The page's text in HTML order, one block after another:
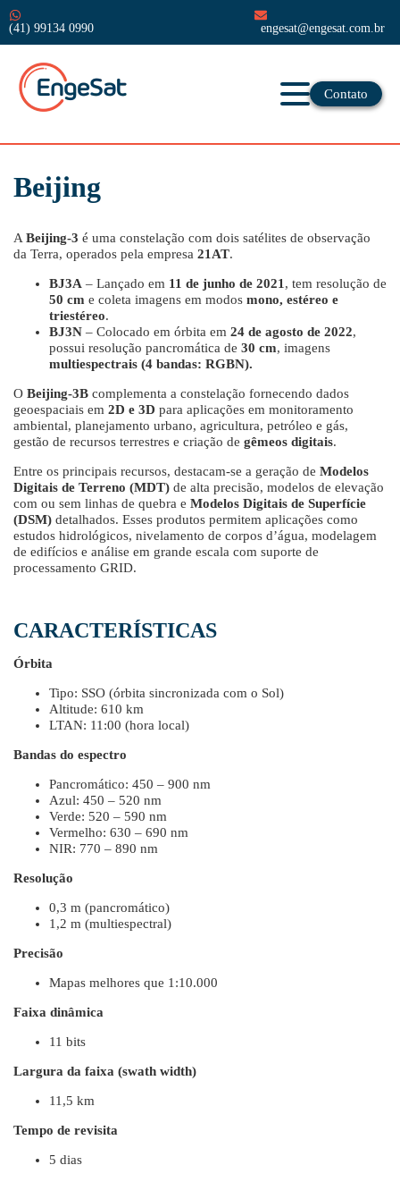
(41) 99134 0990 engesat@engesat.com.br
Contato
Beijing
A Beijing-3 é uma constelação com dois satélites de observação
da Terra, operados pela empresa 21AT.
BJ3A – Lançado em 11 de junho de 2021 , tem resolução de
50 cm e coleta imagens em modos mono, estéreo e
triestéreo.
BJ3N – Colocado em órbita em 24 de agosto de 2022,
possui resolução pancromática de 30 cm, imagens
multiespectrais (4 bandas: RGBN).
O Beijing-3B complementa a constelação fornecendo dados
geoespaciais em 2D e 3D para aplicações em monitoramento
ambiental, planejamento urbano, agricultura, petróleo e gás,
gestão de recursos terrestres e criação de gêmeos digitais.
Entre os principais recursos, destacam-se a geração de Modelos
Digitais de Terreno (MDT) de alta precisão, modelos de elevação
com ou sem linhas de quebra e Modelos Digitais de Superfície
(DSM) detalhados. Esses produtos permitem aplicações como
estudos hidrológicos, nivelamento de corpos d’água, modelagem
de edifícios e análise em grande escala com suporte de
processamento GRID.
CARACTERÍSTICAS
Órbita
Tipo: SSO (órbita sincronizada com o Sol)
Altitude: 610 km
LTAN: 11:00 (hora local)
Bandas do espectro
Pancromático: 450 – 900 nm
Azul: 450 – 520 nm
Verde: 520 – 590 nm
Vermelho: 630 – 690 nm
NIR: 770 – 890 nm
Resolução
0,3 m (pancromático)
1,2 m (multiespectral)
Precisão
Mapas melhores que 1:10.000
Faixa dinâmica
11 bits
Largura da faixa (swath width)
11,5 km
Tempo de revisita
5 dias